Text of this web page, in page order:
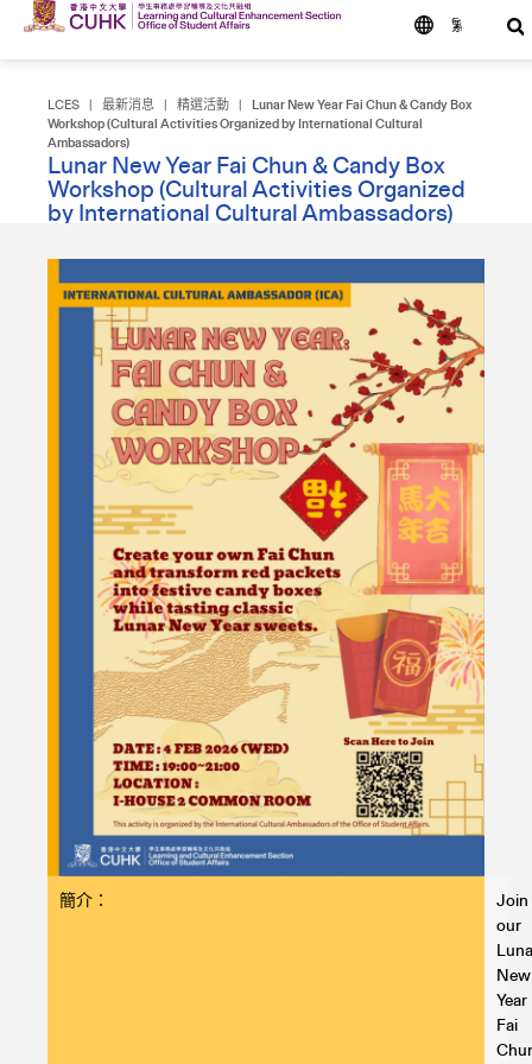
繁
LCES | 最新消息 | 精選活動 | Lunar New Year Fai Chun & Candy Box
Workshop (Cultural Activities Organized by International Cultural
Ambassadors)
Lunar New Year Fai Chun & Candy Box
Workshop (Cultural Activities Organized
by International Cultural Ambassadors)
簡介：
Join
our
New
Year
Fai